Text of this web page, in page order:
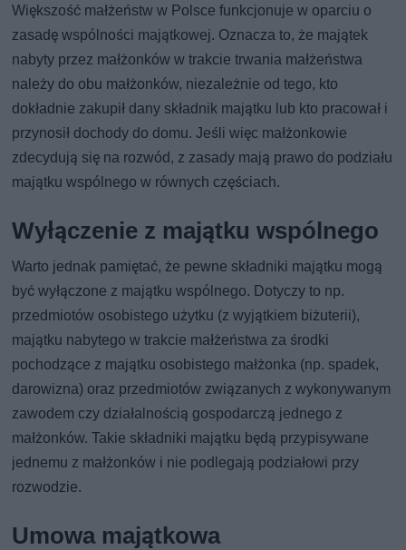
Większość małżeństw w Polsce funkcjonuje w oparciu o
zasadę wspólności majątkowej. Oznacza to, że majątek
nabyty przez małżonków w trakcie trwania małżeństwa
należy do obu małżonków, niezależnie od tego, kto
dokładnie zakupił dany składnik majątku lub kto pracował i
przynosił dochody do domu. Jeśli więc małżonkowie
zdecydują się na rozwód, z zasady mają prawo do podziału
majątku wspólnego w równych częściach.
Wyłączenie z majątku wspólnego
Warto jednak pamiętać, że pewne składniki majątku mogą
być wyłączone z majątku wspólnego. Dotyczy to np.
przedmiotów osobistego użytku (z wyjątkiem biżuterii),
majątku nabytego w trakcie małżeństwa za środki
pochodzące z majątku osobistego małżonka (np. spadek,
darowizna) oraz przedmiotów związanych z wykonywanym
zawodem czy działalnością gospodarczą jednego z
małżonków. Takie składniki majątku będą przypisywane
jednemu z małżonków i nie podlegają podziałowi przy
rozwodzie.
Umowa majątkowa